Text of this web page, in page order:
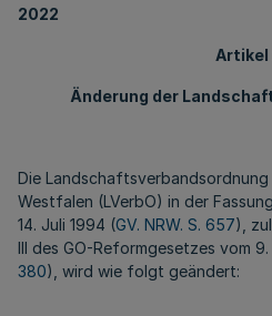
2022
Artikel
Änderung der
Die
Westfalen (LVerbO) in der
14. Juli 1994 (GV. NRW. S. 657),
III des GO-Reformgesetzes vom
380), wird wie folgt geändert: